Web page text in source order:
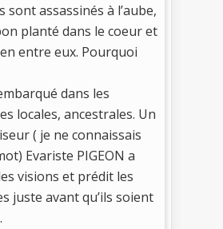
sont assassinés à l’aube,
planté dans le coeur et
entre eux. Pourquoi
dans les
locales, ancestrales. Un
( je ne connaissais
Evariste PIGEON a
visions et prédit les
juste avant qu’ils soient